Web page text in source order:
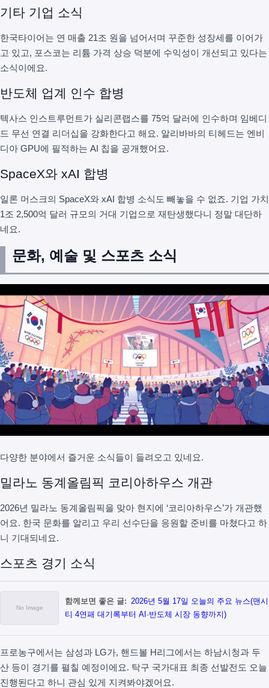
기타 기업 소식
한국타이어는 연 매출 21조 원을 넘어서며 꾸준한 성장세를 이어가
고 있고, 포스코는 리튬 가격 상승 덕분에 수익성이 개선되고 있다는
소식이에요.
반도체 업계 인수 합병
텍사스 인스트루먼트가 실리콘랩스를 75억 달러에 인수하며 임베디
드 무선 연결 리더십을 강화한다고 해요. 알리바바의 티헤드는 엔비
디아 GPU에 필적하는 AI 칩을 공개했어요.
SpaceX와 xAI 합병
일론 머스크의 SpaceX와 xAI 합병 소식도 빼놓을 수 없죠. 기업 가치
1조 2,500억 달러 규모의 거대 기업으로 재탄생했다니 정말 대단하
네요.
문화, 예술 및 스포츠 소식
다양한 분야에서 즐거운 소식들이 들려오고 있네요.
밀라노 동계올림픽 코리아하우스 개관
2026년 밀라노 동계올림픽을 맞아 현지에 ‘코리아하우스’가 개관했
어요. 한국 문화를 알리고 우리 선수단을 응원할 준비를 마쳤다고 하
니 기대되네요.
스포츠 경기 소식
함께보면 좋은 글: 2026년 5월 17일 오늘의 주요 뉴스(맨시
티 4연패 대기록부터 AI·반도체 시장 동향까지)
프로농구에서는 삼성과 LG가, 핸드볼 H리그에서는 하남시청과 두
산 등이 경기를 펼칠 예정이에요. 탁구 국가대표 최종 선발전도 오늘
진행된다고 하니 관심 있게 지켜봐야겠어요.